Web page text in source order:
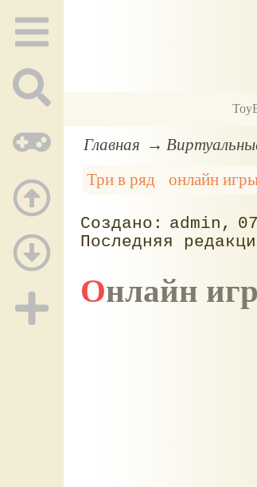
Главная
Три в ряд
онлайн
admin
Онлайн